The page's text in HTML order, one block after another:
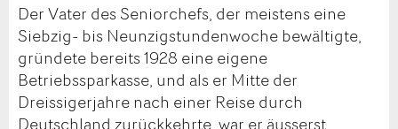
Der Vater des Seniorchefs, der meistens eine
Siebzig- bis Neunzigstundenwoche bewältigte,
gründete bereits 1928 eine eigene
Betriebssparkasse, und als er Mitte der
Dreissigerjahre nach einer Reise durch
Deutschland zurückkehrte, war er äusserst